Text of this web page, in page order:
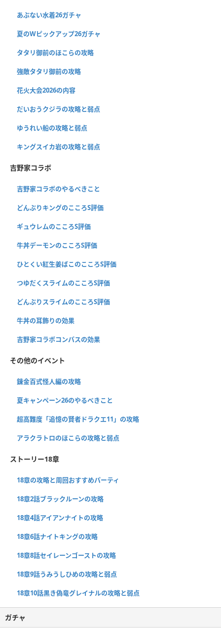
あぶない水着26ガチャ
夏のWピックアップ26ガチャ
タタリ御前のほこらの攻略
強敵タタリ御前の攻略
花火大会2026の内容
だいおうクジラの攻略と弱点
ゆうれい船の攻略と弱点
キングスイカ岩の攻略と弱点
吉野家コラボ
吉野家コラボのやるべきこと
どんぶりキングのこころS評価
ギュウレムのこころS評価
牛丼デーモンのこころS評価
ひとくい紅生姜ばこのこころS評価
つゆだくスライムのこころS評価
どんぶりスライムのこころS評価
牛丼の耳飾りの効果
吉野家コラボコンパスの効果
その他のイベント
錬金百式怪人編の攻略
夏キャンペーン26のやるべきこと
超高難度「追憶の賢者ドラクエ11」の攻略
アラクラトロのほこらの攻略と弱点
ストーリー18章
18章の攻略と周回おすすめパーティ
18章2話ブラックルーンの攻略
18章4話アイアンナイトの攻略
18章6話ナイトキングの攻略
18章8話セイレーンゴーストの攻略
18章9話うみうしひめの攻略と弱点
18章10話黒き偽竜グレイナルの攻略と弱点
ガチャ